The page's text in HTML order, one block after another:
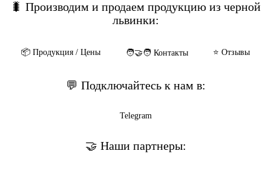
🐛 Производим и продаем продукцию из черной
львинки:
📦️ Продукция / Цены 🧑‍🤝‍🧑 Контакты ⭐️ Отзывы
💬 Подключайтесь к нам в:
Telegram
🤝 Наши партнеры: